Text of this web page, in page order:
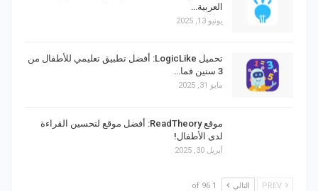
العربية…
يونيو 13, 2025
تحميل LogicLike: أفضل تطبيق تعليمي للأطفال من
3 سنين فما…
مايو 31, 2025
موقع ReadTheory: أفضل موقع لتحسين القراءة
لدى الأطفال!
أبريل 30, 2025
التالي 1 of 96